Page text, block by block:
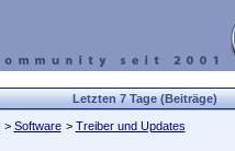
Letzten 7 Tage (Beiträge)
> Software > Treiber und Updates